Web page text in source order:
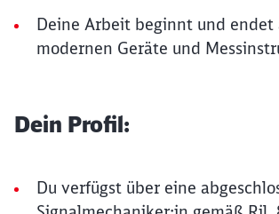
Deine Arbeit beginnt und
modernen Geräte und
Dein Profil:
Du verfügst über eine